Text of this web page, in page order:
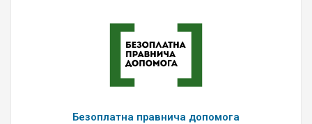
Безоплатна правнича допомога